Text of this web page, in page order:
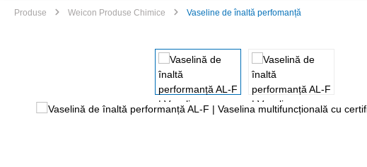
Produse Weicon Produse Chimice Vaseline de înaltă perfomanță